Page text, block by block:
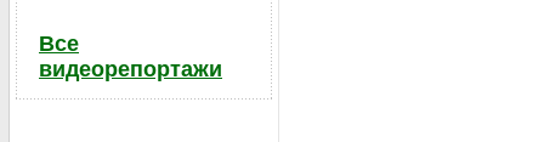
Все
видеорепортажи